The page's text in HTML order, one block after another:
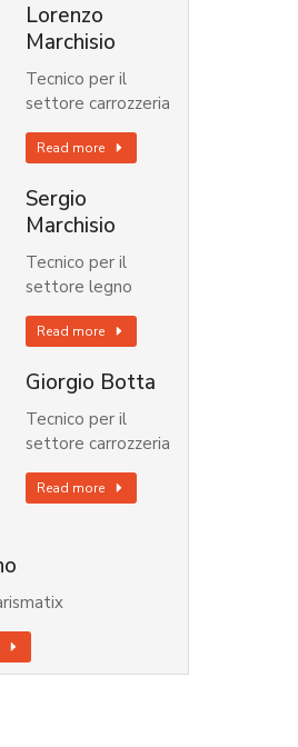
Lorenzo
Marchisio
Tecnico per il
settore carrozzeria
Read more
Sergio
Marchisio
Tecnico per il
settore legno
Read more
Giorgio Botta
Tecnico per il
settore carrozzeria
Read more